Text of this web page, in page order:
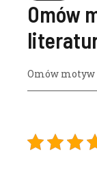
Omów
Omów